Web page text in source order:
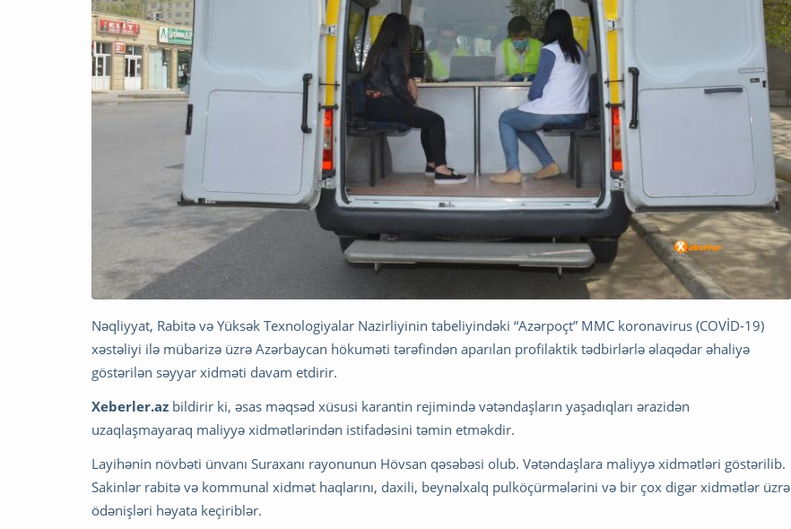
Nəqliyyat, Rabitə və Yüksək Texnologiyalar Nazirliyinin tabeliyindəki “Azərpoçt” MMC koronavirus (COVİD-19)
xəstəliyi ilə mübarizə üzrə Azərbaycan hökuməti tərəfindən aparılan profilaktik tədbirlərlə əlaqədar əhaliyə
göstərilən səyyar xidməti davam etdirir.
Xeberler.az bildirir ki, əsas məqsəd xüsusi karantin rejimində vətəndaşların yaşadıqları ərazidən
uzaqlaşmayaraq maliyyə xidmətlərindən istifadəsini təmin etməkdir.
Layihənin növbəti ünvanı Suraxanı rayonunun Hövsan qəsəbəsi olub. Vətəndaşlara maliyyə xidmətləri göstərilib.
Sakinlər rabitə və kommunal xidmət haqlarını, daxili, beynəlxalq pulköçürmələrini və bir çox digər xidmətlər üzrə
ödənişləri həyata keçiriblər.